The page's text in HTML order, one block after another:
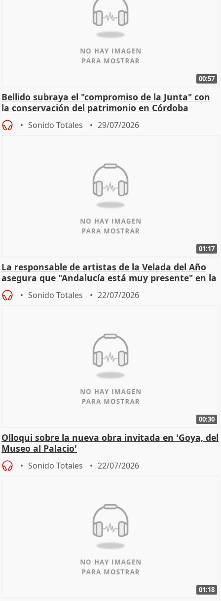
00:57
Bellido subraya el "compromiso de la Junta" con
la conservación del patrimonio en Córdoba
Sonido Totales 29/07/2026
01:17
La responsable de artistas de la Velada del Año
asegura que "Andalucía está muy presente" en la
cita
Sonido Totales 22/07/2026
00:30
Olloqui sobre la nueva obra invitada en 'Goya, del
Museo al Palacio'
Sonido Totales 22/07/2026
01:18